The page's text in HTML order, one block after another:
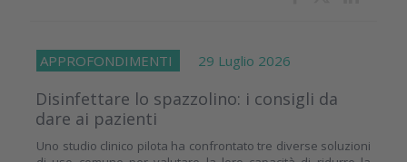
APPROFONDIMENTI 29 Luglio 2026
Disinfettare lo spazzolino: i consigli da
dare ai pazienti
Uno studio clinico pilota ha confrontato tre diverse soluzioni